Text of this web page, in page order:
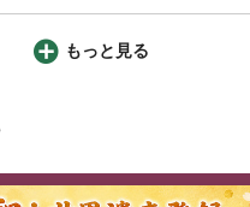
もっと見る